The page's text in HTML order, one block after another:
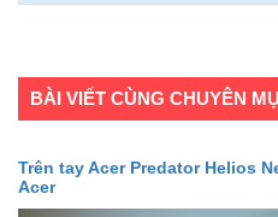
BÀI VIẾT CÙNG CHUYÊN
Trên tay Acer Predator Helios
Acer